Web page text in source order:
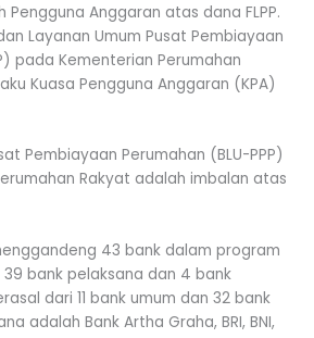
Pengguna Anggaran atas dana FLPP.
Layanan Umum Pusat Pembiayaan
pada Kementerian Perumahan
Kuasa Pengguna Anggaran (KPA)
Pembiayaan Perumahan (BLU-PPP)
Rakyat adalah imbalan atas
43 bank dalam program
39 bank pelaksana dan 4 bank
dari 11 bank umum dan 32 bank
adalah Bank Artha Graha, BRI, BNI,